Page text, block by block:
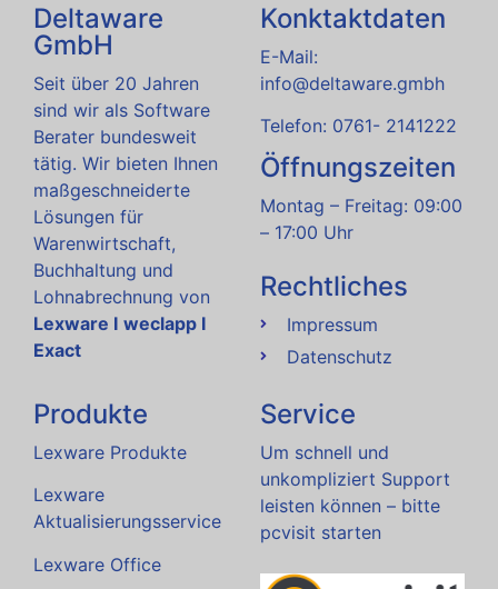
Deltaware
GmbH
Seit über 20 Jahren
sind wir als Software
Berater bundesweit
tätig. Wir bieten Ihnen
maßgeschneiderte
Lösungen für
Warenwirtschaft,
Buchhaltung und
Lohnabrechnung von
Lexware I weclapp I
Exact
Konktaktdaten
E-Mail:
info@deltaware.gmbh
Telefon: 0761- 2141222
Öffnungszeiten
Montag – Freitag: 09:00
– 17:00 Uhr
Rechtliches
Impressum
Datenschutz
Produkte
Lexware Produkte
Lexware
Aktualisierungsservice
Lexware Office
Service
Um schnell und
unkompliziert Support
leisten können – bitte
pcvisit starten